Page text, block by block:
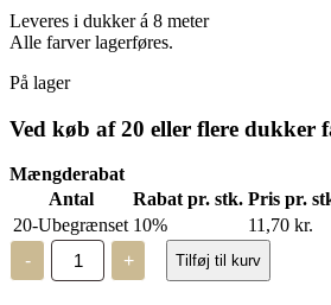
Leveres i dukker á 8 meter
Alle farver lagerføres.
På lager
Ved køb af 20 eller flere dukker
Mængderabat
Antal
Rabat pr. stk. Pris pr.
20-Ubegrænset 10% 11,70 kr.
-
DMC
Laine
Colbert
+ Tilføj til kurv